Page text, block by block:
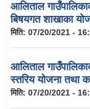
आलिताल
बिषयगत शाखाका
मिति: 07/20/2021 -
आलिताल
स्तरिय योजना तथा
मिति: 07/20/2021 -